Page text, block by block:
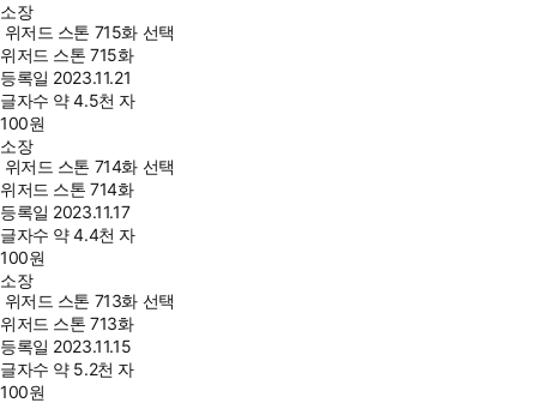
소장
위저드 스톤 715화 선택
위저드 스톤 715화
등록일 2023.11.21
글자수 약 4.5천 자
100원
소장
위저드 스톤 714화 선택
위저드 스톤 714화
등록일 2023.11.17
글자수 약 4.4천 자
100원
소장
위저드 스톤 713화 선택
위저드 스톤 713화
등록일 2023.11.15
글자수 약 5.2천 자
100원